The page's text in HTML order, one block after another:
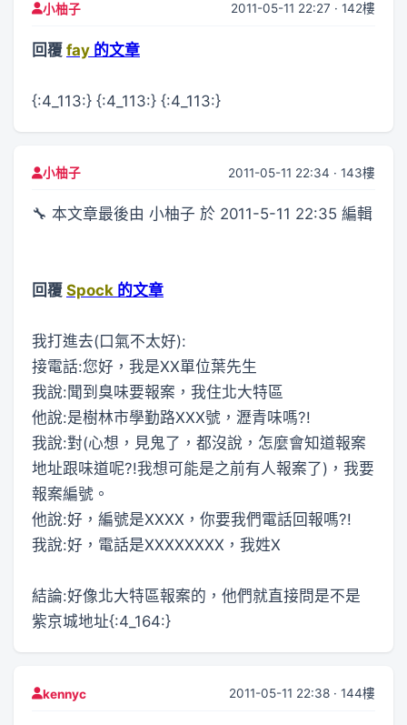
小柚子 2011-05-11 22:27 · 142樓
回覆 fay 的文章
{:4_113:} {:4_113:} {:4_113:}
小柚子 2011-05-11 22:34 · 143樓
🔧 本文章最後由 小柚子 於 2011-5-11 22:35 編輯
回覆 Spock 的文章
我打進去(口氣不太好):
接電話:您好，我是XX單位葉先生
我說:聞到臭味要報案，我住北大特區
他說:是樹林市學勤路XXX號，瀝青味嗎?!
我說:對(心想，見鬼了，都沒說，怎麼會知道報案
地址跟味道呢?!我想可能是之前有人報案了)，我要
報案編號。
他說:好，編號是XXXX，你要我們電話回報嗎?!
我說:好，電話是XXXXXXXX，我姓X
結論:好像北大特區報案的，他們就直接問是不是
紫京城地址{:4_164:}
kennyc 2011-05-11 22:38 · 144樓